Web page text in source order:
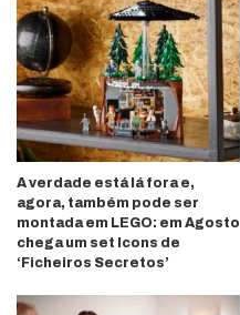
A verdade está lá fora e,
agora, também pode ser
montada em LEGO: em Agosto
chega um set Icons de
‘Ficheiros Secretos’